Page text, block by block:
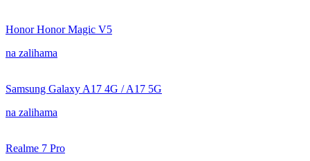
Honor Honor Magic V5
na zalihama
Samsung Galaxy A17 4G / A17 5G
na zalihama
Realme 7 Pro